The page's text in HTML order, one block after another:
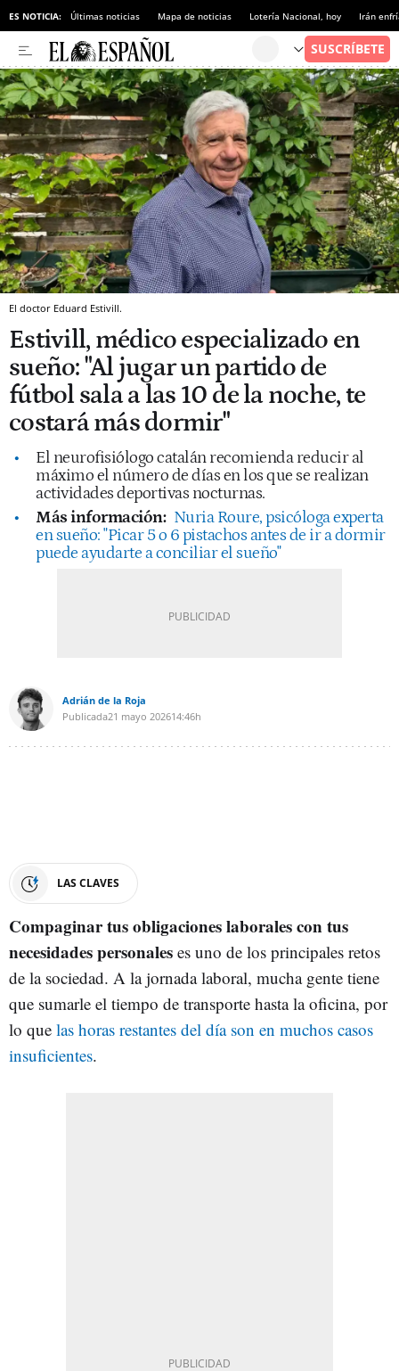
ES NOTICIA: Últimas noticias Mapa de noticias Lotería Nacional, hoy Irán
El doctor Eduard Estivill.
Estivill, médico especializado en
sueño: "Al jugar un partido de
fútbol sala a las 10 de la noche, te
costará más dormir"
El neurofisiólogo catalán recomienda reducir al
máximo el número de días en los que se realizan
actividades deportivas nocturnas.
Más información: Nuria Roure, psicóloga experta
en sueño: "Picar 5 o 6 pistachos antes de ir a dormir
puede ayudarte a conciliar el sueño"
Adrián de la Roja
Publicada21 mayo 202614:46h
LAS CLAVES
Compaginar tus obligaciones laborales con tus
necesidades personales es uno de los principales retos
de la sociedad. A la jornada laboral, mucha gente tiene
que sumarle el tiempo de transporte hasta la oficina, por
lo que las horas restantes del día son en muchos casos
insuficientes.